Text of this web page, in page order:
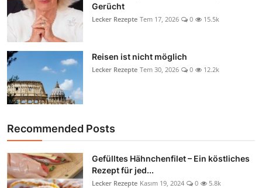
Gerücht
Lecker Rezepte Tem 17, 2026 0 15.5k
Reisen ist nicht möglich
Lecker Rezepte Tem 30, 2026 0 12.2k
Recommended Posts
Gefülltes Hähnchenfilet – Ein köstliches
Rezept für jed...
Lecker Rezepte Kasım 19, 2024 0 5.8k